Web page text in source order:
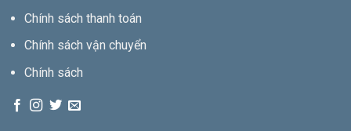
Chính sách thanh toán
Chính sách vận chuyển
Chính sách